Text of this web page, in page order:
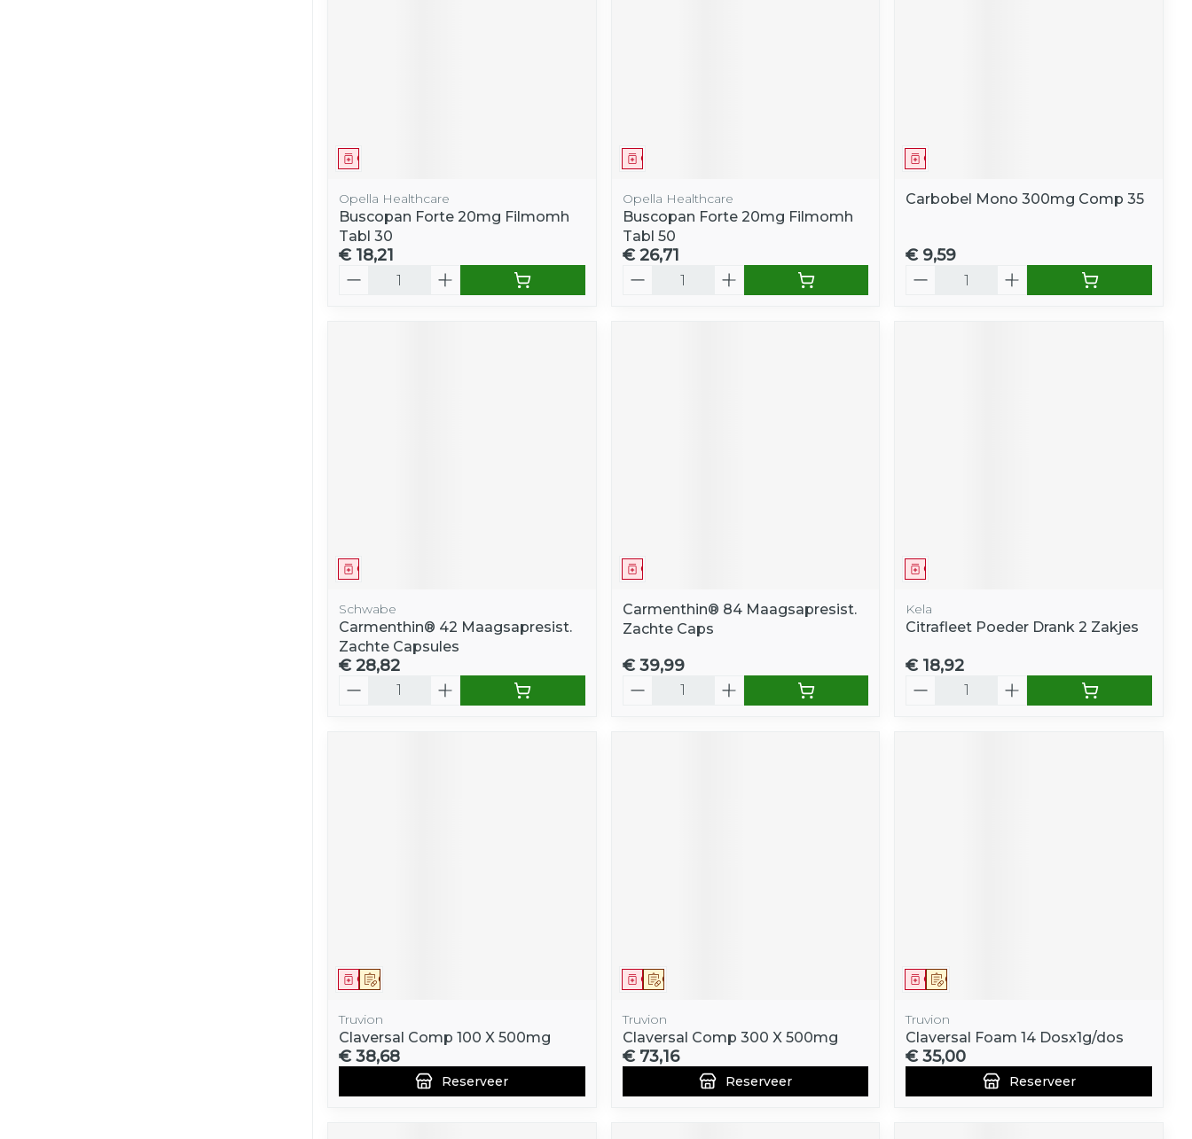
Geneesmiddel
Opella Healthcare
Buscopan Forte 20mg Filmomh
Tabl 30
€ 18,21
Geneesmiddel
Opella Healthcare
Buscopan Forte 20mg Filmomh
Tabl 50
€ 26,71
Geneesmiddel
Carbobel Mono 300mg Comp 35
€ 9,59
Geneesmiddel
Schwabe
Carmenthin® 42 Maagsapresist.
Zachte Capsules
€ 28,82
Geneesmiddel
Carmenthin® 84 Maagsapresist.
Zachte Caps
€ 39,99
Geneesmiddel
Kela
Citrafleet Poeder Drank 2 Zakjes
€ 18,92
Op voorschrift
Geneesmiddel
Truvion
Claversal Comp 100 X 500mg
€ 38,68
Reserveer
Op voorschrift
Geneesmiddel
Truvion
Claversal Comp 300 X 500mg
€ 73,16
Reserveer
Op voorschrift
Geneesmiddel
Truvion
Claversal Foam 14 Dosx1g/dos
€ 35,00
Reserveer